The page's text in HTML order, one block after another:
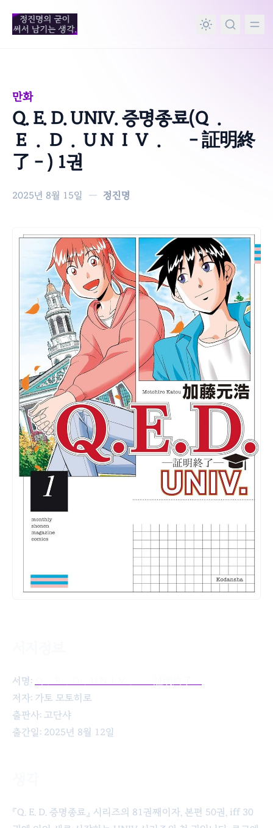
content
만화
Q. E. D. UNIV. 증명종료(Ｑ．
Ｅ．Ｄ．ＵＮＩＶ． －証明終
了－) 1권
2025년 8월 15일 — 정진명
서명:
저자: 가토 모토히로
출판사: 고단샤
출간일: 2025년 8월 12일
『Q. E. D. 증명종료』 시리즈의 81권째이자, 본편 50권, iff 30